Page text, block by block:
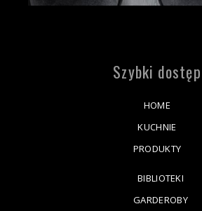
Szybki dostęp
HOME
KUCHNIE
PRODUKTY
BIBLIOTEKI
GARDEROBY